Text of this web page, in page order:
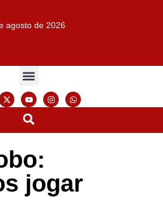
agosto de 2026
jogar